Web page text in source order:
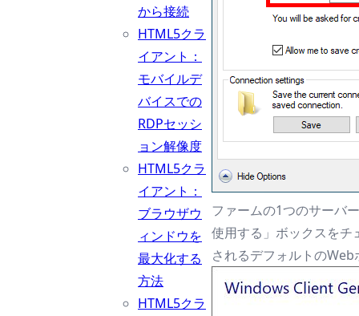
から接続
HTML5クラ
イアント：
モバイルデ
バイスでの
RDPセッシ
ョン解像度
HTML5クラ
イアント：
ブラウザウ
ィンドウを
最大化する
方法
HTML5クラ
ファームの1つのサーバ
使用する」ボックスをチ
されるデフォルトの